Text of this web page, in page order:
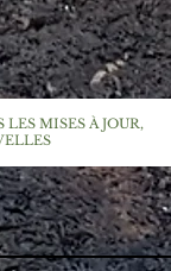
MISES À JOUR,